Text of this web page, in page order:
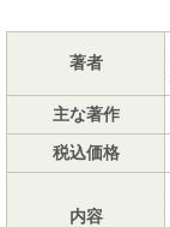
著者
主な著作
税込価格
内容